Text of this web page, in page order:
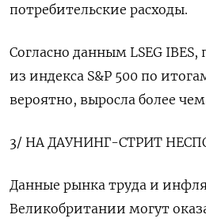
потребительские расходы.
Согласно данным LSEG
из индекса S&P 500 по
вероятно, выросла более
3/ НА ДАУНИНГ-СТРИТ
Данные рынка ‌труда и
Великобритании могут